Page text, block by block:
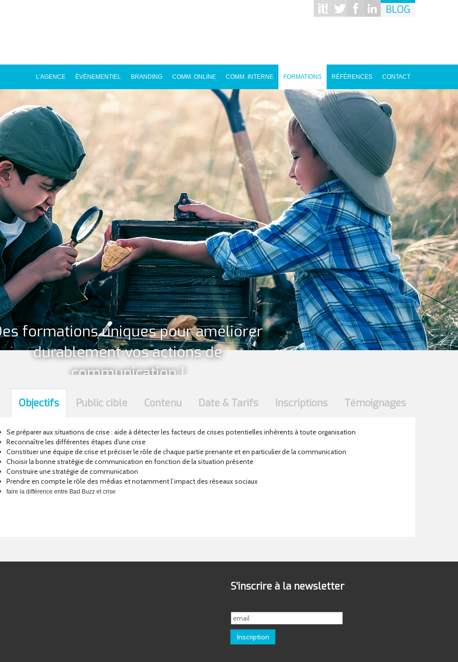
BLOG
L'AGENCE ÉVÉNEMENTIEL BRANDING COMM. ONLINE COMM. INTERNE FORMATIONS RÉFÉRENCES CONTACT
formations uniques pour améliorer
durablement vos actions de
communication !
Objectifs Public cible Contenu Date & Tarifs Inscriptions Témoignages
Se préparer aux situations de crise : aide à détecter les facteurs de crises potentielles inhérents à toute organisation
Reconnaître les différentes étapes d'une crise
Constituer une équipe de crise et préciser le rôle de chaque partie prenante et en particulier de la communication
Choisir la bonne stratégie de communication en fonction de la situation présente
Construire une stratégie de communication
Prendre en compte le rôle des médias et notamment l’impact des réseaux sociaux
faire la différence entre Bad Buzz et crise
S'inscrire à la newsletter
Inscription